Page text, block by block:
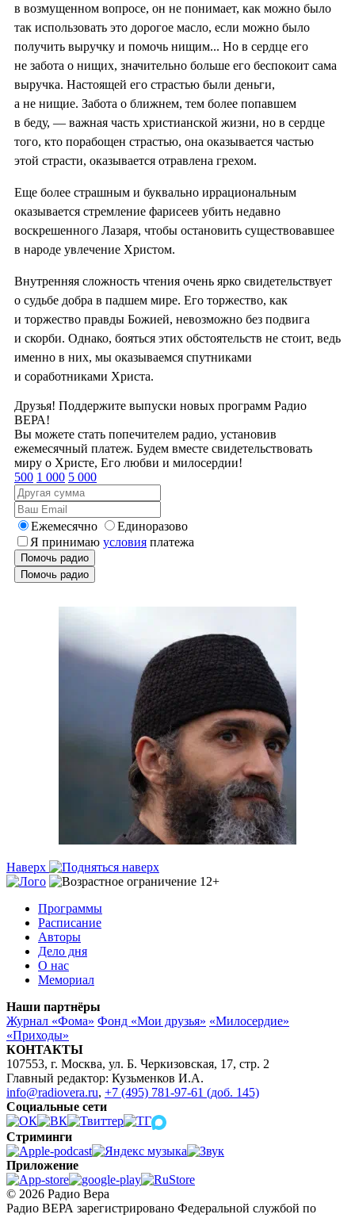
в возмущенном вопросе, он не понимает, как можно было
так использовать это дорогое масло, если можно было
получить выручку и помочь нищим... Но в сердце его
не забота о нищих, значительно больше его беспокоит сама
выручка. Настоящей его страстью были деньги,
а не нищие. Забота о ближнем, тем более попавшем
в беду, — важная часть христианской жизни, но в сердце
того, кто порабощен страстью, она оказывается частью
этой страсти, оказывается отравлена грехом.
Еще более страшным и буквально иррациональным
оказывается стремление фарисеев убить недавно
воскрешенного Лазаря, чтобы остановить существовавшее
в народе увлечение Христом.
Внутренняя сложность чтения очень ярко свидетельствует
о судьбе добра в падшем мире. Его торжество, как
и торжество правды Божией, невозможно без подвига
и скорби. Однако, бояться этих обстоятельств не стоит, ведь
именно в них, мы оказываемся спутниками
и соработниками Христа.
Друзья! Поддержите выпуски новых программ Радио
ВЕРА!
Вы можете стать попечителем радио, установив
ежемесячный платеж. Будем вместе свидетельствовать
миру о Христе, Его любви и милосердии!
500 1 000 5 000
Ежемесячно
Единоразово
Я принимаю условия платежа
Помочь радио
Помочь радио
Наверх
Программы
Расписание
Авторы
Дело дня
О нас
Мемориал
Наши партнёры
Журнал «Фома» Фонд «Мои друзья» «Милосердие»
«Приходы»
КОНТАКТЫ
107553, г. Москва, ул. Б. Черкизовская, 17, стр. 2
Главный редактор: Кузьменков И.А.
info@radiovera.ru, +7 (495) 781-97-61 (доб. 145)
Социальные сети
Стриминги
Приложение
© 2026 Радио Вера
Радио ВЕРА зарегистрировано Федеральной службой по